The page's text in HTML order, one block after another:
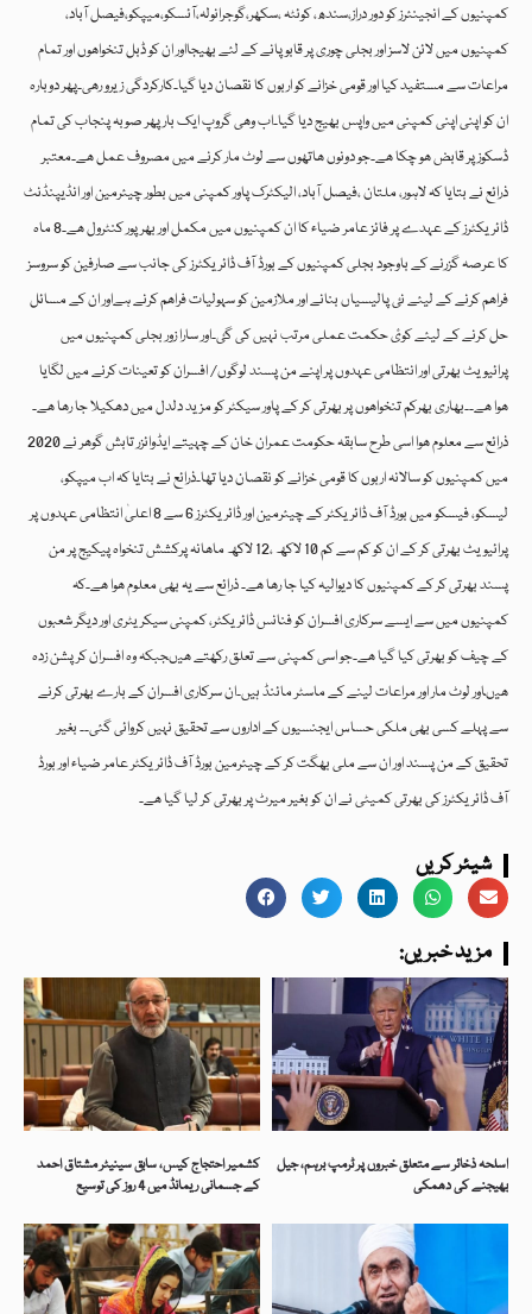
کمپنیوں کے انجینئرز کو دور دراز،سندھ، کوئٹہ ،سکھر،گوجرانولہ،آئسکو،میپکو،فیصل آباد،
کمپنیوں میں لائن لاسز اور بجلی چوری پر قابو پانے کے لئے بھیجااور ان کو ڈبل تنخواھوں اور تمام
مراعات سے مستفید کیا اور قومی خزانے کو اربوں کا نقصان دیا گیا۔کارکردگی زیرو رھی۔پھر دوبارہ
ان کو اپنی اپنی کمپنی میں واپس بھیج دیا گیا۔اب وھی گروپ ایک بار پھر صوبہ پنجاب کی تمام
ڈسکوز پر قابض ھو چکا ھے۔جو دونوں ھاتھوں سے لوٹ مار کرنے میں مصروف عمل ھے۔معتبر
ذرائع نے بتایا کہ لاہور، ملتان ،فیصل آباد، الیکٹرک پاور کمپنی میں بطور چیئرمین اور انڈیپنڈنٹ
ڈائریکٹرز کے عہدے پر فائز عامر ضیاء کا ان کمپنیوں میں مکمل اور بھر پور کنٹرول ھے۔8 ماہ
کا عرصہ گزرنے کے باوجود بجلی کمپنیوں کے بورڈ آف ڈائریکٹرز کی جانب سے صارفین کو سروسز
فراھم کرنے کے لیئے نئ پالیسیاں بنانے اور ملازمین کو سہولیات فراھم کرنے ہےاور ان کے مسائل
حل کرنے کے لیئے کوئ حکمت عملی مرتب نہیں کی گئ۔اور سارا زور بجلی کمپنیوں میں
پرائیویٹ بھرتی اور انتظامی عہدوں پر اپنے من پسند لوگوں/ افسران کو تعینات کرنے میں لگایا
ھوا ھے۔۔بھاری بھرکم تنخواھوں پر بھرتی کر کے پاور سیکٹر کو مزید دلدل میں دھکیلا جا رھا ھے۔
ذرائع سے معلوم ھوا اسی طرح سابقہ حکومت عمران خان کے چہیتے ایڈوائزر تابش گوھر نے 2020
میں کمپنیوں کو سالانہ اربوں کا قومی خزانے کو نقصان دیا تھا۔ذرائع نے بتایا کہ اب میپکو،
لیسکو، فیسکو میں بورڈ آف ڈائریکٹر کے چیئرمین اور ڈائریکٹرز 6 سے 8 اعلیٰ انتظامی عہدوں پر
پرائیویٹ بھرتی کر کے ان کو کم سے کم 10 لاکھ ،12 لاکھ ماھانہ پرکشش تنخواہ پیکیج پر من
پسند بھرتی کر کے کمپنیوں کا دیوالیہ کیا جا رھا ھے۔ ذرائع سے یہ بھی معلوم ھوا ھے۔کہ
کمپنیوں میں سے ایسے سرکاری افسران کو فنانس ڈائریکٹر، کمپنی سیکریٹری اور دیگر شعبوں
کے چیف کو بھرتی کیا گیا ھے۔جو اسی کمپنی سے تعلق رکھتے ھیںجبکہ وہ افسران کرپشن زدہ
ھیںاور لوٹ مار اور مراعات لینے کے ماسٹر مائنڈ ہیں۔ان سرکاری افسران کے بارے بھرتی کرنے
سے پہلے کسی بھی ملکی حساس ایجنسیوں کے اداروں سے تحقیق نہیں کروائی گئی۔۔ بغیر
تحقیق کے من پسند اور ان سے ملی بھگت کر کے چیئرمین بورڈ آف ڈائریکٹر عامر ضیاء اور بورڈ
آف ڈائریکٹرز کی بھرتی کمیٹی نے ان کو بغیر میرٹ پر بھرتی کر لیا گیا ھے۔
شیئر کریں
:مزید خبریں
کشمیر احتجاج کیس، سابق سینیٹر مشتاق احمد
کے جسمانی ریمانڈ میں 4 روز کی توسیع
اسلحہ ذخائر سے متعلق خبروں پر ٹرمپ برہم، جیل
بھیجنے کی دھمکی